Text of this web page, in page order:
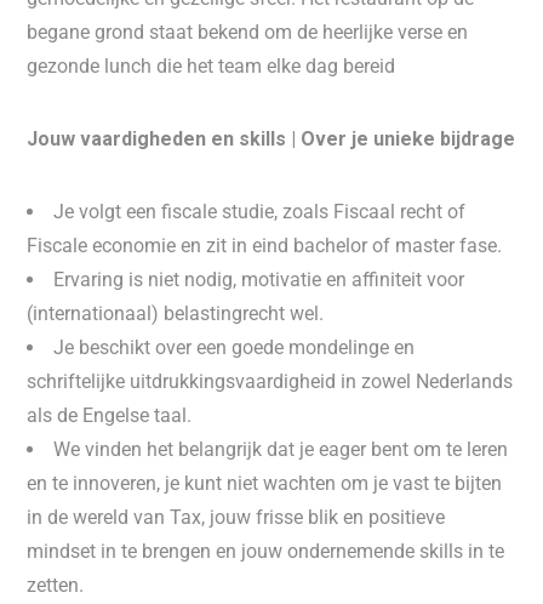
begane grond staat bekend om de heerlijke verse en
gezonde lunch die het team elke dag bereid
Jouw vaardigheden en skills | Over je unieke bijdrage
Je volgt een fiscale studie, zoals Fiscaal recht of
Fiscale economie en zit in eind bachelor of master fase.
Ervaring is niet nodig, motivatie en affiniteit voor
(internationaal) belastingrecht wel.
Je beschikt over een goede mondelinge en
schriftelijke uitdrukkingsvaardigheid in zowel Nederlands
als de Engelse taal.
We vinden het belangrijk dat je eager bent om te leren
en te innoveren, je kunt niet wachten om je vast te bijten
in de wereld van Tax, jouw frisse blik en positieve
mindset in te brengen en jouw ondernemende skills in te
zetten.